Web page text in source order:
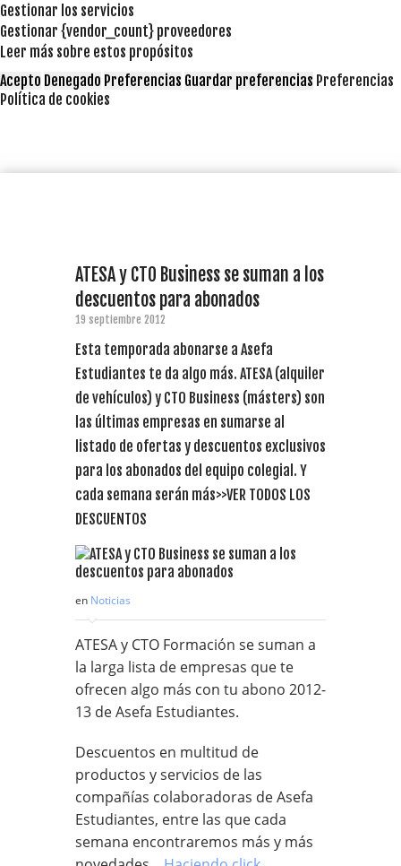
Gestionar los servicios
Gestionar {vendor_count} proveedores
Leer más sobre estos propósitos
Acepto Denegado Preferencias Guardar preferencias Preferencias
Política de cookies
ATESA y CTO Business se suman a los
descuentos para abonados
19 septiembre 2012
Esta temporada abonarse a Asefa
Estudiantes te da algo más. ATESA (alquiler
de vehículos) y CTO Business (másters) son
las últimas empresas en sumarse al
listado de ofertas y descuentos exclusivos
para los abonados del equipo colegial. Y
cada semana serán más>>VER TODOS LOS
DESCUENTOS
en Noticias
ATESA y CTO Formación se suman a
la larga lista de empresas que te
ofrecen algo más con tu abono 2012-
13 de Asefa Estudiantes.
Descuentos en multitud de
productos y servicios de las
compañías colaboradoras de Asefa
Estudiantes, entre las que cada
semana encontraremos más y más